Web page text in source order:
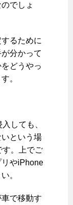
でしょ
るために
分かって
どうやっ
。
しても、
という場
す。上でご
やiPhone
。
で移動す